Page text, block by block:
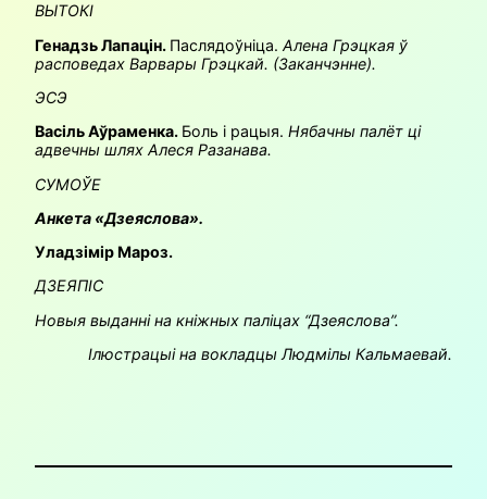
ВЫТОКІ
Генадзь Лапацін. Паслядоўніца. Алена Грэцкая ў
расповедах Варвары Грэцкай. (Заканчэнне).
ЭСЭ
Васіль Аўраменка. Боль і рацыя. Нябачны палёт ці
адвечны шлях Алеся Разанава.
СУМОЎЕ
Анкета «Дзеяслова».
Уладзімір Мароз.
ДЗЕЯПІС
Новыя выданні на кніжных паліцах “Дзеяслова”.
Ілюстрацыі на вокладцы Людмілы Кальмаевай.